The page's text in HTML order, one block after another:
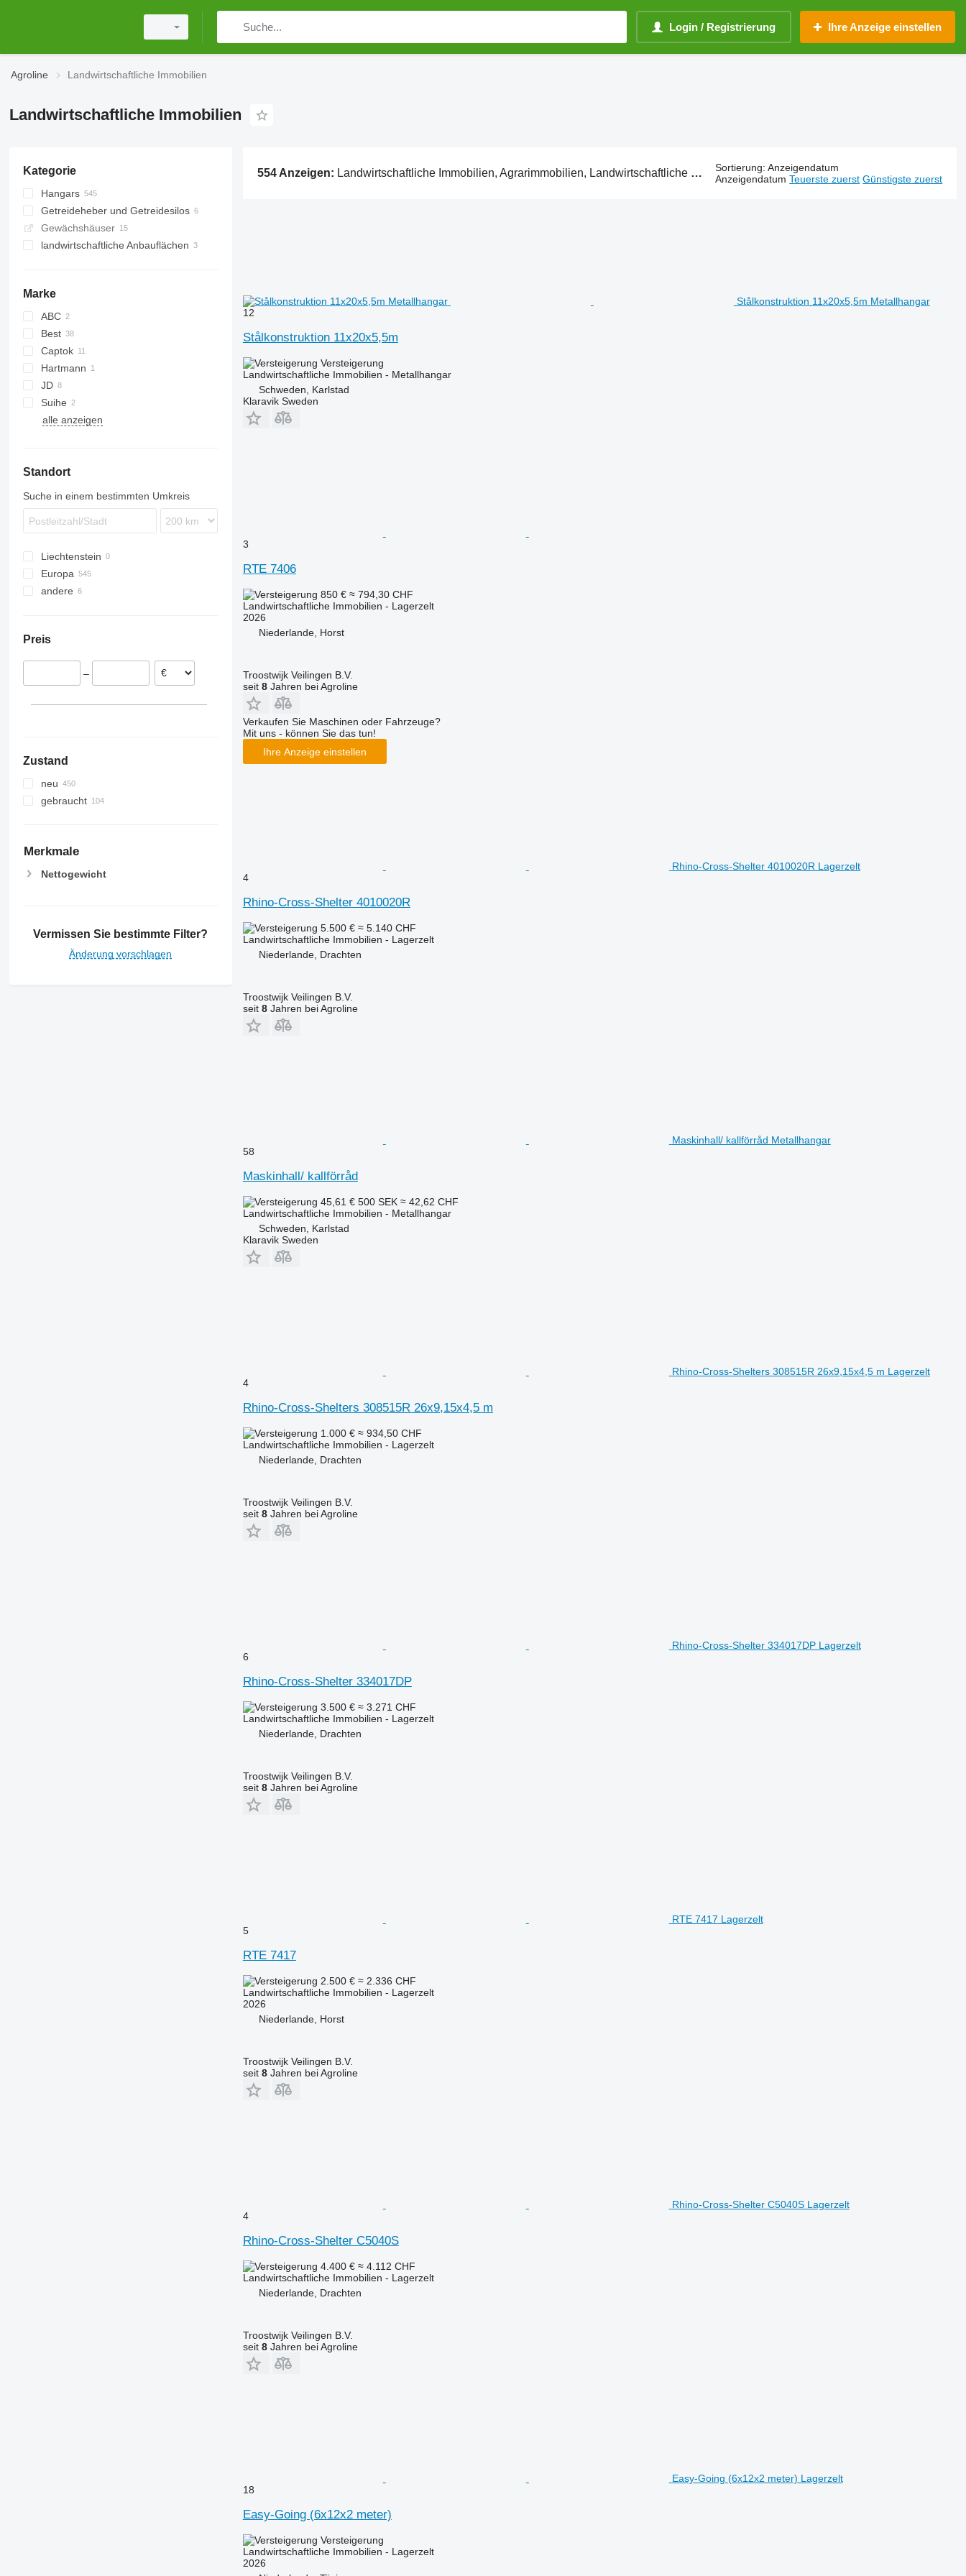
Login / Registrierung Ihre Anzeige einstellen
Agroline Landwirtschaftliche Immobilien
Landwirtschaftliche Immobilien
Kategorie
Hangars
Lagerzelte
Metallhangars
Getreideheber und Getreidesilos
Gewächshäuser
landwirtschaftliche Anbauflächen
Marke
ABC
Best
Captok
CK
Hartmann
JD
Suihe
alle anzeigen
Standort
Suche in einem bestimmten Umkreis
Liechtenstein
Europa
Vereinigtes Königreich
Niederlande
Belgien
andere
Preis
–
Zustand
neu
gebraucht
Merkmale
Nettogewicht
Vermissen Sie bestimmte Filter?
Änderung vorschlagen
554 Anzeigen: Landwirtschaftliche Immobilien, Agrarimmobilien, Landwirtschaftliche Grundstücke, Landwirtschaftliche Flächen und Gebäude Sortierung: Anzeigendatum
Anzeigendatum Teuerste zuerst Günstigste zuerst
Stålkonstruktion 11x20x5,5m Metallhangar
12
Stålkonstruktion 11x20x5,5m
Versteigerung
Landwirtschaftliche Immobilien - Metallhangar
Schweden, Karlstad
Klaravik Sweden
3
RTE 7406
850 € ≈ 794,30 CHF
Landwirtschaftliche Immobilien - Lagerzelt
2026
Niederlande, Horst
Troostwijk Veilingen B.V.
seit 8Jahren bei Agroline
Verkaufen Sie Maschinen oder Fahrzeuge?
Mit uns - können Sie das tun!
Ihre Anzeige einstellen
Rhino-Cross-Shelter 4010020R Lagerzelt
4
Rhino-Cross-Shelter 4010020R
5.500 € ≈ 5.140 CHF
Landwirtschaftliche Immobilien - Lagerzelt
Niederlande, Drachten
Troostwijk Veilingen B.V.
seit 8Jahren bei Agroline
Maskinhall/ kallförråd Metallhangar
58
Maskinhall/ kallförråd
45,61 € 500 SEK ≈ 42,62 CHF
Landwirtschaftliche Immobilien - Metallhangar
Schweden, Karlstad
Klaravik Sweden
Rhino-Cross-Shelters 308515R 26x9,15x4,5 m Lagerzelt
4
Rhino-Cross-Shelters 308515R 26x9,15x4,5 m
1.000 € ≈ 934,50 CHF
Landwirtschaftliche Immobilien - Lagerzelt
Niederlande, Drachten
Troostwijk Veilingen B.V.
seit 8Jahren bei Agroline
Rhino-Cross-Shelter 334017DP Lagerzelt
6
Rhino-Cross-Shelter 334017DP
3.500 € ≈ 3.271 CHF
Landwirtschaftliche Immobilien - Lagerzelt
Niederlande, Drachten
Troostwijk Veilingen B.V.
seit 8Jahren bei Agroline
RTE 7417 Lagerzelt
5
RTE 7417
2.500 € ≈ 2.336 CHF
Landwirtschaftliche Immobilien - Lagerzelt
2026
Niederlande, Horst
Troostwijk Veilingen B.V.
seit 8Jahren bei Agroline
Rhino-Cross-Shelter C5040S Lagerzelt
4
Rhino-Cross-Shelter C5040S
4.400 € ≈ 4.112 CHF
Landwirtschaftliche Immobilien - Lagerzelt
Niederlande, Drachten
Troostwijk Veilingen B.V.
seit 8Jahren bei Agroline
Easy-Going (6x12x2 meter) Lagerzelt
18
Easy-Going (6x12x2 meter)
Versteigerung
Landwirtschaftliche Immobilien - Lagerzelt
2026